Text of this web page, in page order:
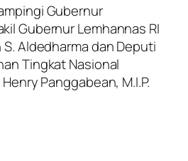
Gubernur
Gubernur Lemhannas RI
S. Aldedharma dan Deputi
Tingkat Nasional
Panggabean, M.I.P.